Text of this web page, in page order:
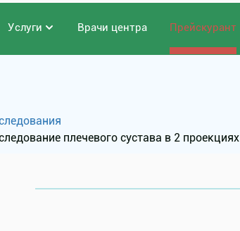
Услуги Врачи центра Прейскурант
плечевого сустава в 2 проекциях